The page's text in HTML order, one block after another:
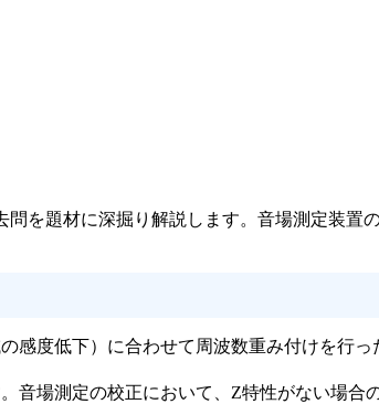
を題材に深掘り解説します。音場測定装置
感度低下）に合わせて周波数重み付けを行
音場測定の校正において、Z特性がない場合